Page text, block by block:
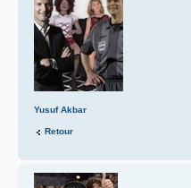
Yusuf Akbar
Retour